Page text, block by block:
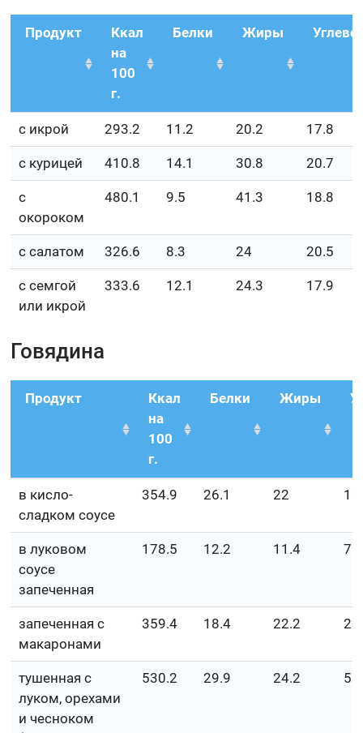
Продукт
Ккал
на
100
г.
Белки Жиры
с икрой 293.2 11.2 20.2 17.8
с курицей 410.8 14.1 30.8 20.7
с
окороком
480.1 9.5 41.3 18.8
с салатом 326.6 8.3 24 20.5
с семгой
или икрой
333.6 12.1 24.3 17.9
Говядина
Продукт
Ккал
на
100
г.
Белки Жиры
в кисло-
сладком соусе
354.9 26.1 22
в луковом
соусе
запеченная
178.5 12.2 11.4 7.3
запеченная с
макаронами
359.4 18.4 22.2
тушенная с
луком, орехами
и чесноком
530.2 29.9 24.2